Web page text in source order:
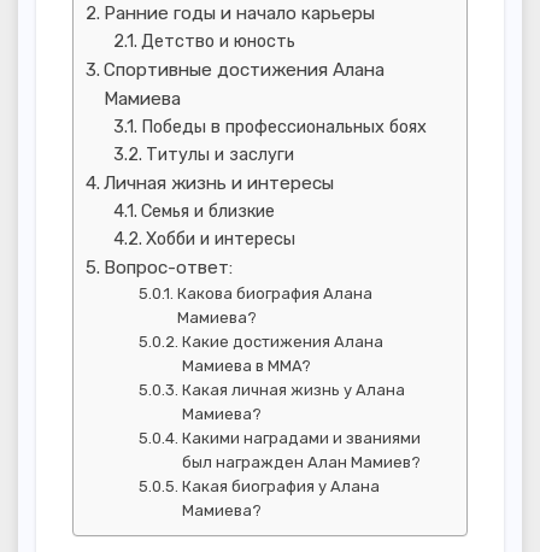
Ранние годы и начало карьеры
Детство и юность
Спортивные достижения Алана
Мамиева
Победы в профессиональных боях
Титулы и заслуги
Личная жизнь и интересы
Семья и близкие
Хобби и интересы
Вопрос-ответ:
Какова биография Алана
Мамиева?
Какие достижения Алана
Мамиева в MMA?
Какая личная жизнь у Алана
Мамиева?
Какими наградами и званиями
был награжден Алан Мамиев?
Какая биография у Алана
Мамиева?